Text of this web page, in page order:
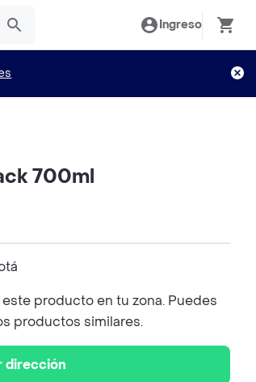
Ingreso
700ml
producto en tu zona. Puedes
productos similares.
dirección